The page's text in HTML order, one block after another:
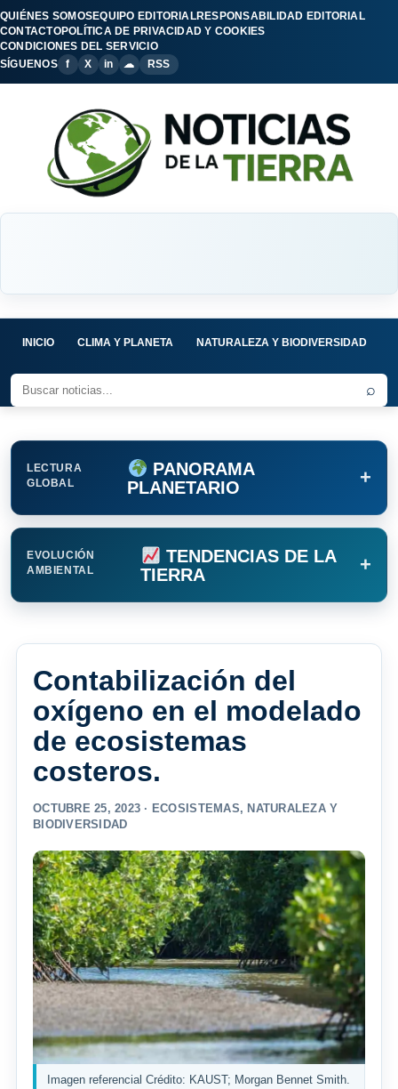
QUIÉNES SOMOSEQUIPO EDITORIALRESPONSABILIDAD EDITORIAL
CONTACTOPOLÍTICA DE PRIVACIDAD Y COOKIES
CONDICIONES DEL SERVICIO
SÍGUENOS
f X in ☁ RSS
INICIO CLIMA Y PLANETA NATURALEZA Y BIODIVERSIDAD
⌕
LECTURA
GLOBAL
PANORAMA
PLANETARIO
+
EVOLUCIÓN
AMBIENTAL
TENDENCIAS DE LA
TIERRA
+
Contabilización del
oxígeno en el modelado
de ecosistemas
costeros.
OCTUBRE 25, 2023 · ECOSISTEMAS, NATURALEZA Y
BIODIVERSIDAD
Imagen referencial Crédito: KAUST; Morgan Bennet Smith.